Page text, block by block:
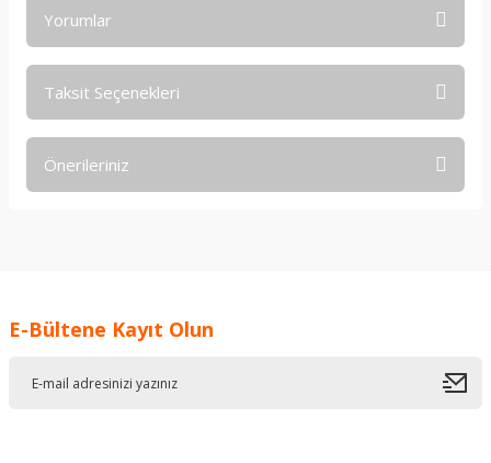
Yorumlar
Taksit Seçenekleri
Önerileriniz
Ürün resmi kalitesiz, bozuk veya görüntülenemiyor.
E-Bültene Kayıt Olun